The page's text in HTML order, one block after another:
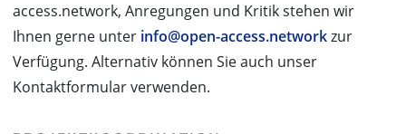
access.network, Anregungen und Kritik stehen wir
Ihnen gerne unter info@open-access.networkzur
Verfügung. Alternativ können Sie auch unser
Kontaktformular verwenden.